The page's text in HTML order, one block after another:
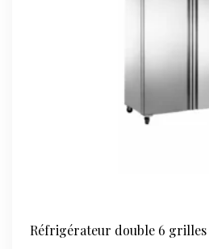
Réfrigérateur double 6 grilles